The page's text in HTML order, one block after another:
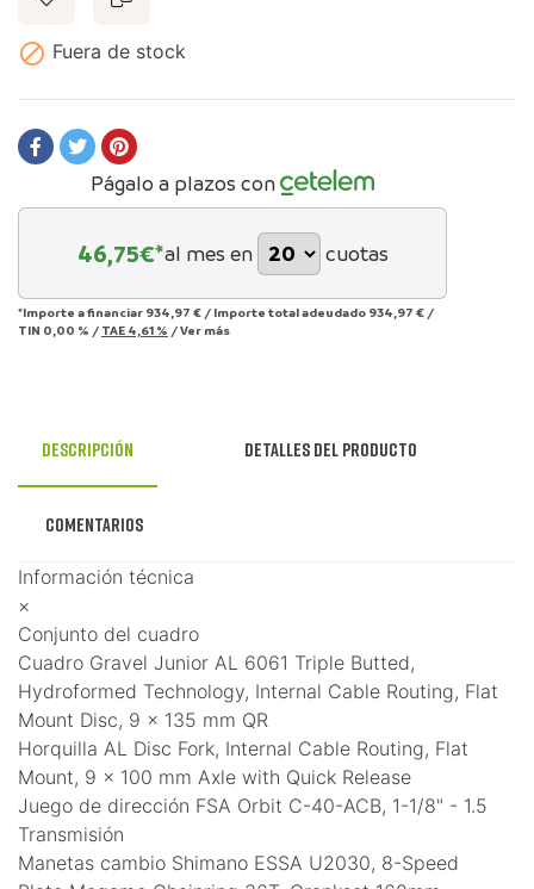
 Fuera de stock
Págalo a plazos con
46,75€*al mes en cuotas
*Importe a financiar 934,97 € / Importe total adeudado 934,97 € /
TIN 0,00 % / TAE 4,61 % /Ver más
Descripción Detalles del producto
Comentarios
Información técnica
×
Conjunto del cuadro
Cuadro Gravel Junior AL 6061 Triple Butted,
Hydroformed Technology, Internal Cable Routing, Flat
Mount Disc, 9 x 135 mm QR
Horquilla AL Disc Fork, Internal Cable Routing, Flat
Mount, 9 x 100 mm Axle with Quick Release
Juego de dirección FSA Orbit C-40-ACB, 1-1/8" - 1.5
Transmisión
Manetas cambio Shimano ESSA U2030, 8-Speed